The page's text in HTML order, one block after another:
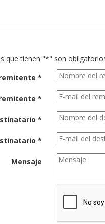
que tienen "*" son
*
*
*
*
Mensaje